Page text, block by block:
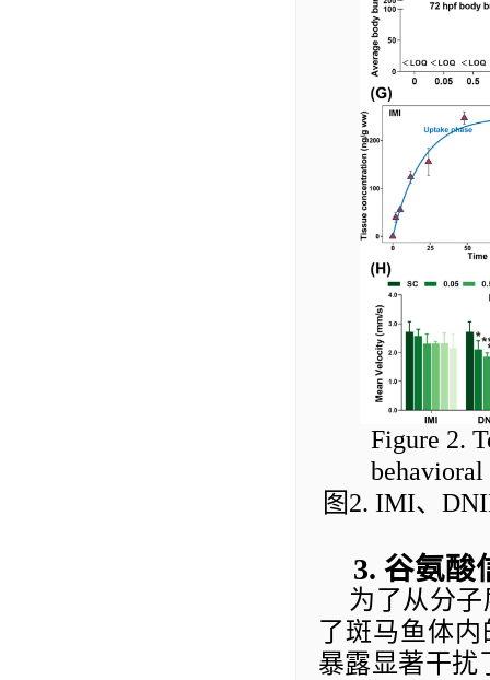
Figure 2.
图2. IMI、
3. 谷氨酸
为了从分
了斑马鱼体
暴露显著干扰